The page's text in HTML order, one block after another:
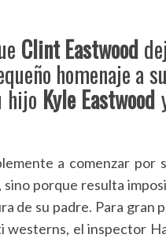
Clint Eastwood
homenaje a
hijo Kyle Eastwood
a comenzar por
porque resulta
de su padre. Para gran
westerns, el inspector